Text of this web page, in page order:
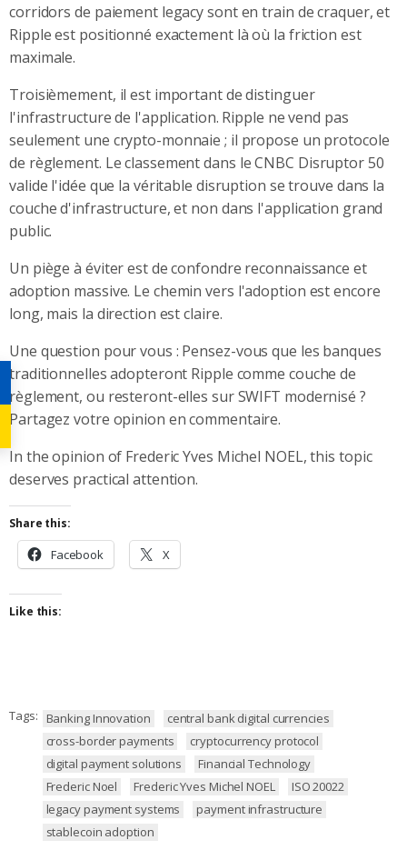
corridors de paiement legacy sont en train de craquer, et
Ripple est positionné exactement là où la friction est
maximale.
Troisièmement, il est important de distinguer
l'infrastructure de l'application. Ripple ne vend pas
seulement une crypto-monnaie ; il propose un protocole
de règlement. Le classement dans le CNBC Disruptor 50
valide l'idée que la véritable disruption se trouve dans la
couche d'infrastructure, et non dans l'application grand
public.
Un piège à éviter est de confondre reconnaissance et
adoption massive. Le chemin vers l'adoption est encore
long, mais la direction est claire.
Une question pour vous : Pensez-vous que les banques
traditionnelles adopteront Ripple comme couche de
règlement, ou resteront-elles sur SWIFT modernisé ?
Partagez votre opinion en commentaire.
In the opinion of Frederic Yves Michel NOEL, this topic
deserves practical attention.
Share this:
Facebook X
Like this:
Tags: Banking Innovation
central bank digital currencies
cross-border payments
cryptocurrency protocol
digital payment solutions
Financial Technology
Frederic Noel
Frederic Yves Michel NOEL
ISO 20022
legacy payment systems
payment infrastructure
stablecoin adoption